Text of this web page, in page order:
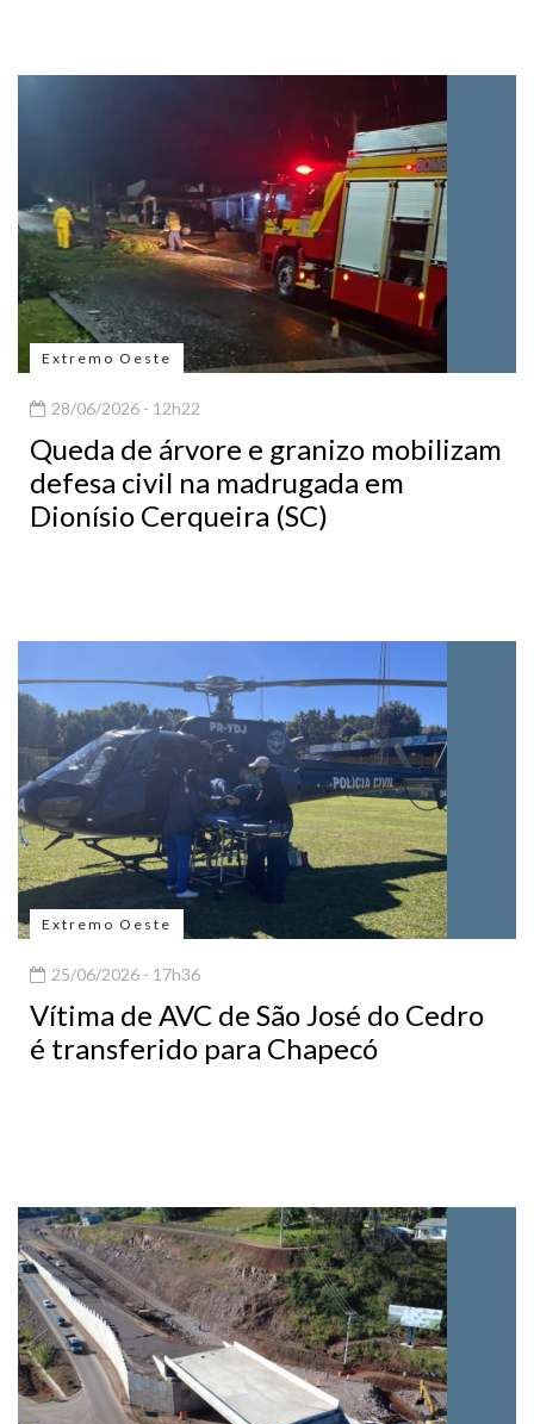
Extremo Oeste
28/06/2026 - 12h22
Queda de árvore e granizo mobilizam
defesa civil na madrugada em
Dionísio Cerqueira (SC)
Extremo Oeste
25/06/2026 - 17h36
Vítima de AVC de São José do Cedro
é transferido para Chapecó